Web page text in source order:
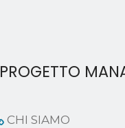
PROGETTO
CHI SIAMO